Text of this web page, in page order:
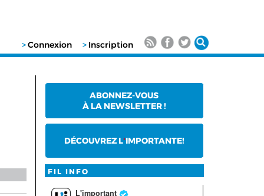
>Connexion > Inscription
ABONNEZ-VOUS
À LA NEWSLETTER !
DÉCOUVREZ L'IMPORTANTE!
FIL INFO